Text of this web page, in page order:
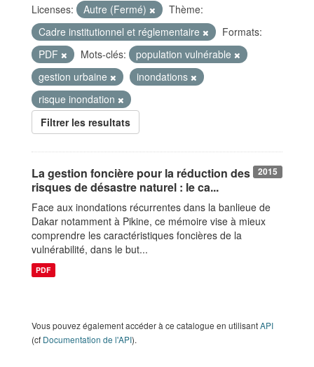
Licenses: Autre (Fermé)
Thème:
Cadre institutionnel et réglementaire
Formats:
PDF
Mots-clés:
population vulnérable
gestion urbaine
inondations
risque inondation
Filtrer les resultats
2015
La gestion foncière pour la réduction des
risques de désastre naturel : le ca...
Face aux inondations récurrentes dans la banlieue de
Dakar notamment à Pikine, ce mémoire vise à mieux
comprendre les caractéristiques foncières de la
vulnérabilité, dans le but...
PDF
Vous pouvez également accéder à ce catalogue en utilisantAPI
(cf Documentation de l'API).